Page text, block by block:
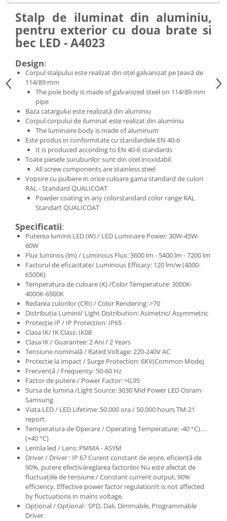
Stalp de iluminat din aluminiu,
pentru exterior cu doua brate si
bec LED - A4023
Design:
Corpul stalpului este realizat din oțel galvanizat pe țeavă de
114/89 mm
The pole body is made of galvanized steel on 114/89 mm
pipe
Baza catargului este realizată din aluminiu
Corpul corpului de iluminat este realizat din aluminiu
The luminaire body is made of aluminum
Este produs in conformitate cu standardele EN 40-6
It is produced according to EN 40-6 standards
Toate piesele șuruburilor sunt din oțel inoxidabil
All screw components are stainless steel
Vopsire cu pulbere in orice culoare gama standard de culori
RAL - Standard QUALICOAT
Powder coating in any colorstandard color range RAL
Standart QUALICOAT
Specificatii:
Puterea luminii LED (W) / LED Luminaire Power: 30W-45W-
60W
Flux luminos (lm) / Luminous Flux: 3600 lm - 5400 lm - 7200 lm
Factorul de eficacitate/ Luminous Efficacy: 120 lm/w (4000-
6500K)
Temperatura de culoare (K) /Color Temperature: 3000K-
4000K-6500K
Redarea culorilor (CRI) / Color Rendering: >70
Distribuția Luminii/ Light Distribution: Asimetric/ Asymmetric
Protecție IP / IP Protection: IP65
Clasa IK/ IK Class: IK08
Clasa IK / Guarantee: 2 Ani / 2 Years
Tensiune nominală / Rated Voltage: 220-240V AC
Protectie la impact / Surge Protection: 6KV(Common Mode)
Frecvență / Frequency: 50-60 Hz
Factor de putere / Power Factor: >0,95
Sursa de lumina /Light Source: 3030 Mid Power LED Osram-
Samsung
Viața LED / LED Lifetime: 50.000 ora / 50.000 hours TM-21
report.
Temperatura de Operare / Operating Temperature: -40 °C)….
(+40 °C)
Lentila led / Lens: PMMA - ASYM
Driver / Driver : IP 67 Curent constant de ieșire, eficiență de
90%, putere efectivăreglarea factorilor Nu este afectat de
fluctuaţiile de tensiune./ Constant current output, 90%
efficiency, Effective power factor regulationIt is not affected
by fluctuations in mains voltage.
Opțional / Optional : SPD, Dali, Dimmable, Programmable
Driver